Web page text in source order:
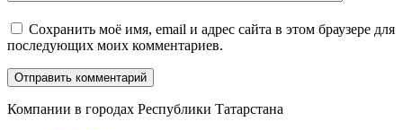
Сохранить моё имя, email и адрес сайта в этом браузере для
последующих моих комментариев.
Компании в городах Республики Татарстана